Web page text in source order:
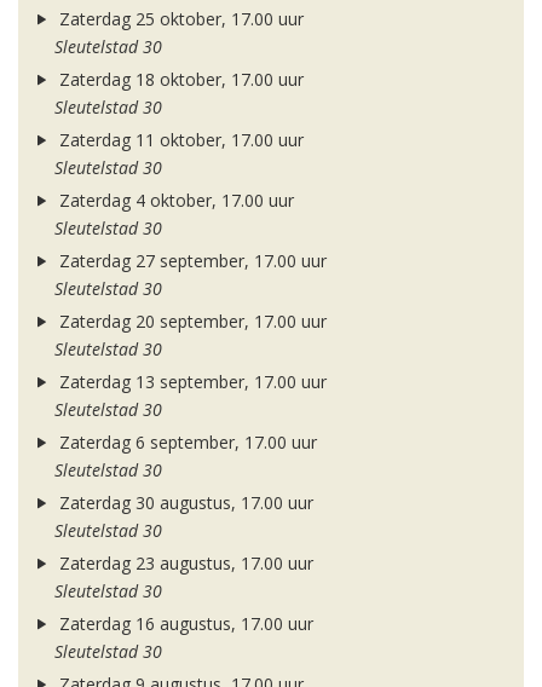
Zaterdag 25 oktober, 17.00 uur
Sleutelstad 30
Zaterdag 18 oktober, 17.00 uur
Sleutelstad 30
Zaterdag 11 oktober, 17.00 uur
Sleutelstad 30
Zaterdag 4 oktober, 17.00 uur
Sleutelstad 30
Zaterdag 27 september, 17.00 uur
Sleutelstad 30
Zaterdag 20 september, 17.00 uur
Sleutelstad 30
Zaterdag 13 september, 17.00 uur
Sleutelstad 30
Zaterdag 6 september, 17.00 uur
Sleutelstad 30
Zaterdag 30 augustus, 17.00 uur
Sleutelstad 30
Zaterdag 23 augustus, 17.00 uur
Sleutelstad 30
Zaterdag 16 augustus, 17.00 uur
Sleutelstad 30